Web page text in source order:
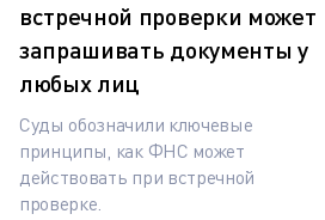
встречной проверки может
запрашивать документы у
любых лиц
Суды обозначили ключевые
принципы, как ФНС может
действовать при встречной
проверке.